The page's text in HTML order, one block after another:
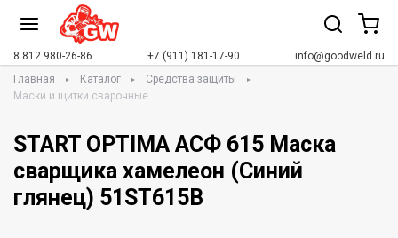
8 812 980-26-86 +7 (911) 181-17-90
info@goodweld.ru
Главная
Каталог
Средства защиты
Маски и щитки сварочные
START OPTIMA АСФ 615 Маска
сварщика хамелеон (Синий
глянец) 51ST615B